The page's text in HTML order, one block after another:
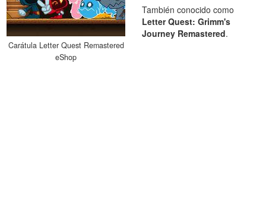
Carátula Letter Quest Remastered
eShop
También conocido como
Letter Quest: Grimm's
Journey Remastered.